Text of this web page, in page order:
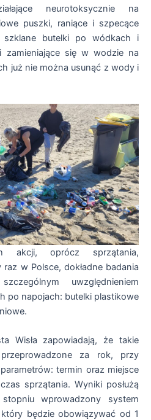
neurotoksycznie na
puszki, raniące i szpecące
szklane butelki po wódkach i
zamieniające się w wodzie na
już nie można usunąć z wody i
oprócz sprzątania,
w Polsce, dokładne badania
uwzględnieniem
po napojach: butelki plastikowe
Wisła zapowiadają, że takie
za rok, przy
termin oraz miejsce
sprzątania. Wyniki posłużą
wprowadzony system
będzie obowiązywać od 1